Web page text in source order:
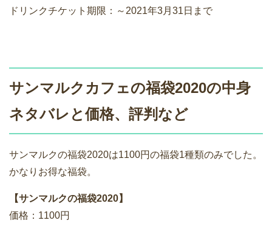
ドリンクチケット期限：～2021年3月31日まで
サンマルクカフェの福袋2020の中身
ネタバレと価格、評判など
サンマルクの福袋2020は1100円の福袋1種類のみでした。
かなりお得な福袋。
【サンマルクの福袋2020】
価格：1100円